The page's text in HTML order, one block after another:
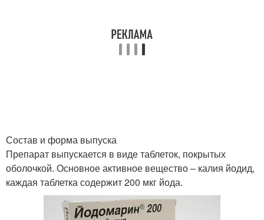
Состав и форма выпуска
Препарат выпускается в виде таблеток, покрытых
оболочкой. Основное активное вещество – калия йодид,
каждая таблетка содержит 200 мкг йода.